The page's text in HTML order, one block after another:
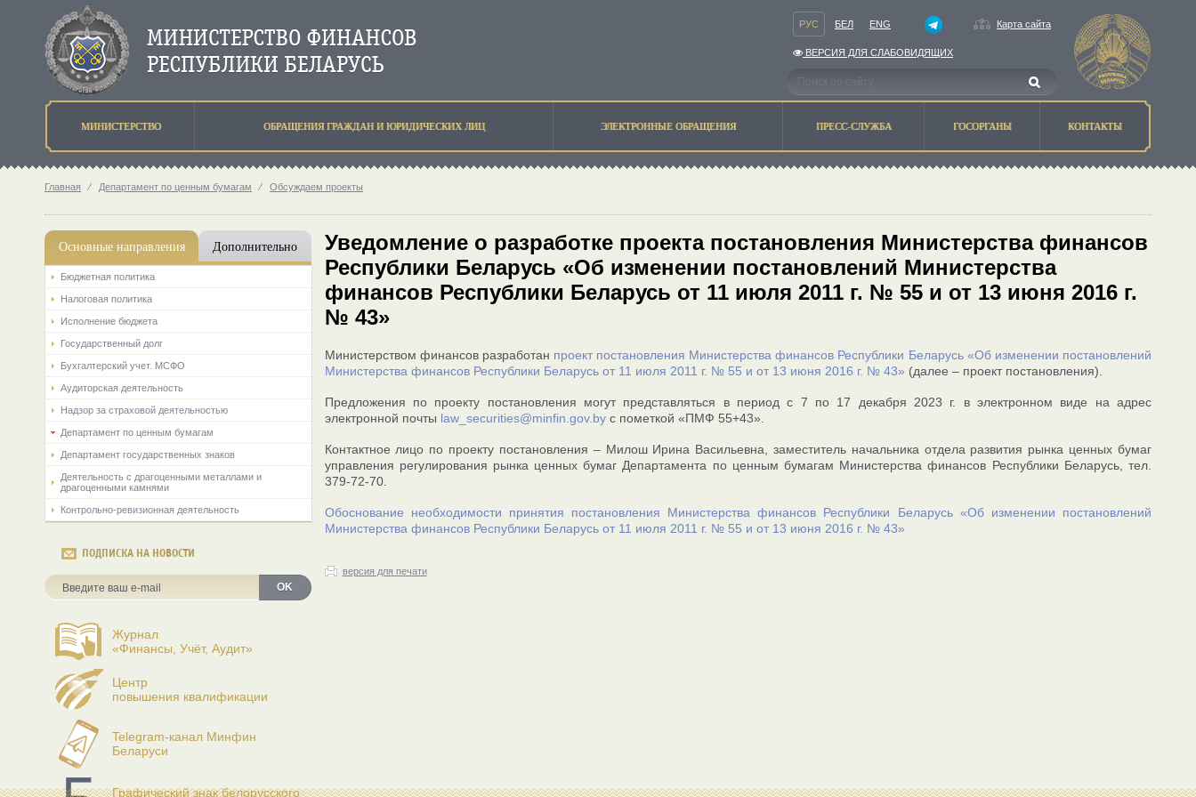
РУС БЕЛ ENG Карта сайта
ВЕРСИЯ ДЛЯ СЛАБОВИДЯЩИХ
МИНИСТЕРСТВО ОБРАЩЕНИЯ ГРАЖДАН И ЮРИДИЧЕСКИХ ЛИЦ ЭЛЕКТРОННЫЕ ОБРАЩЕНИЯ ПРЕСС-СЛУЖБА ГОСОРГАНЫ КОНТАКТЫ
Главная ⁄ Департамент по ценным бумагам ⁄ Обсуждаем проекты
Основные направления Дополнительно
Бюджетная политика
Налоговая политика
Исполнение бюджета
Государственный долг
Бухгалтерский учет. МСФО
Аудиторская деятельность
Надзор за страховой деятельностью
Департамент по ценным бумагам
Департамент государственных знаков
Деятельность с драгоценными металлами и
драгоценными камнями
Контрольно-ревизионная деятельность
ПОДПИСКА НА НОВОСТИ
OK
Журнал
«Финансы, Учёт, Аудит»
Центр
повышения квалификации
Telegram-канал Минфин
Беларуси
Графический знак белорусского
Уведомление о разработке проекта постановления Министерства финансов
Республики Беларусь «Об изменении постановлений Министерства
финансов Республики Беларусь от 11 июля 2011 г. № 55 и от 13 июня 2016 г.
№ 43»
Министерством финансов разработан проект постановления Министерства финансов Республики Беларусь «Об изменении постановлений
Министерства финансов Республики Беларусь от 11 июля 2011 г. № 55 и от 13 июня 2016 г. № 43» (далее – проект постановления).
Предложения по проекту постановления могут представляться в период с 7 по 17 декабря 2023 г. в электронном виде на адрес
электронной почты law_securities@minfin.gov.byс пометкой «ПМФ 55+43».
Контактное лицо по проекту постановления – Милош Ирина Васильевна, заместитель начальника отдела развития рынка ценных бумаг
управления регулирования рынка ценных бумаг Департамента по ценным бумагам Министерства финансов Республики Беларусь, тел.
379-72-70.
Обоснование необходимости принятия постановления Министерства финансов Республики Беларусь «Об изменении постановлений
Министерства финансов Республики Беларусь от 11 июля 2011 г. № 55 и от 13 июня 2016 г. № 43»
версия для печати